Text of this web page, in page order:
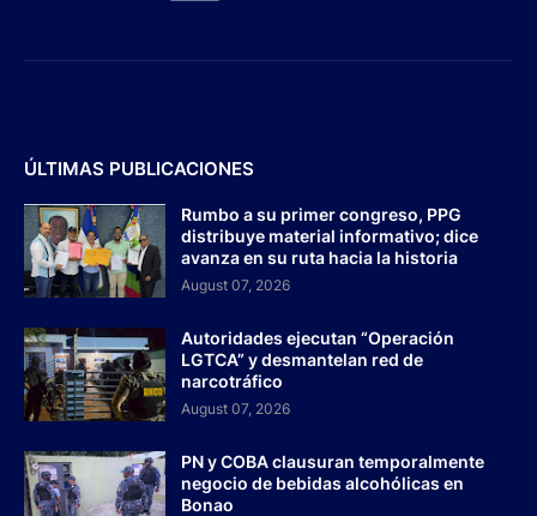
ÚLTIMAS PUBLICACIONES
Rumbo a su primer congreso, PPG
distribuye material informativo; dice
avanza en su ruta hacia la historia
August 07, 2026
Autoridades ejecutan “Operación
LGTCA” y desmantelan red de
narcotráfico
August 07, 2026
PN y COBA clausuran temporalmente
negocio de bebidas alcohólicas en
Bonao